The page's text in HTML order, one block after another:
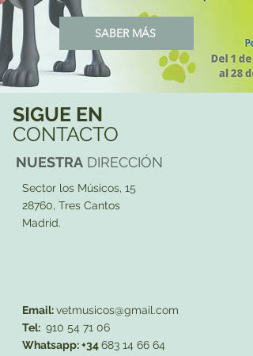
SABER MÁS
SIGUE EN
CONTACTO
NUESTRA DIRECCIÓN
Sector los Músicos, 15
28760, Tres Cantos
Madrid.
Email:vetmusicos@gmail.com
Tel: 910 54 71 06
Whatsapp: +34683 14 66 64